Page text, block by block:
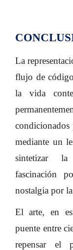
La
flujo de
la vida
mediante un
sintetizar la
fascinación
nostalgia por
El arte, en
puente entre
repensar el